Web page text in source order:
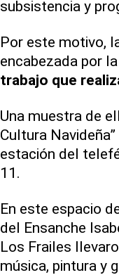
subsistencia y
Por este motivo,
encabezada por
trabajo que
Una muestra de
Cultura
estación del
11.
En este espacio
del Ensanche
Los Frailes
música, pintura y